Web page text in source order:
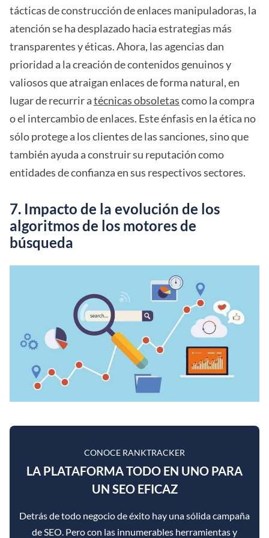
tácticas de construcción de enlaces manipuladoras, la
atención se ha desplazado hacia estrategias más
transparentes y éticas. Ahora, las agencias dan
prioridad a la creación de contenidos genuinos y
valiosos que atraigan enlaces de forma natural, en
lugar de recurrir atécnicas obsoletascomo la compra
o el intercambio de enlaces. Este énfasis en la ética no
sólo protege a los clientes de las sanciones, sino que
también ayuda a construir su reputación como
entidades de confianza en sus respectivos sectores.
7. Impacto de la evolución de los
algoritmos de los motores de
búsqueda
CONOCE RANKTRACKER
LA PLATAFORMA TODO EN UNO PARA
UN SEO EFICAZ
Detrás de todo negocio de éxito hay una sólida campaña
de SEO. Pero con las innumerables herramientas y